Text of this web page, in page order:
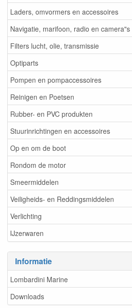
Laders, omvormers en accessoires
Navigatie, marifoon, radio en camera"s
Filters lucht, olie, transmissie
Optiparts
Pompen en pompaccessoires
Reinigen en Poetsen
Rubber- en PVC produkten
Stuurinrichtingen en accessoires
Op en om de boot
Rondom de motor
Smeermiddelen
Veiligheids- en Reddingsmiddelen
Verlichting
IJzerwaren
Informatie
Lombardini Marine
Downloads